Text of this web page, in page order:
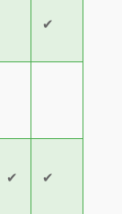
✔
✔ ✔